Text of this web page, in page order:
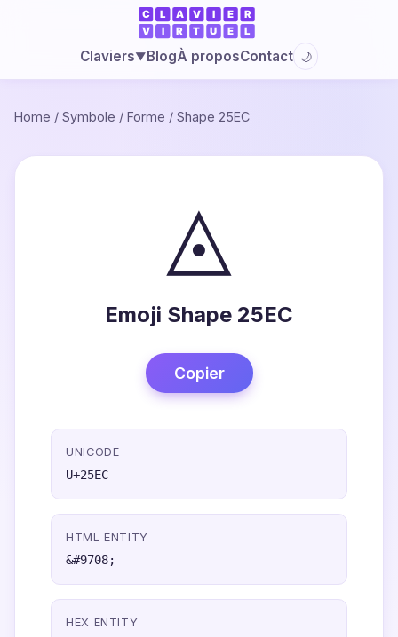
Claviers▼BlogÀ proposContact 🌙
Home / Symbole / Forme / Shape 25EC
◬
Emoji Shape 25EC
Copier
UNICODE
U+25EC
HTML ENTITY
&#9708;
HEX ENTITY